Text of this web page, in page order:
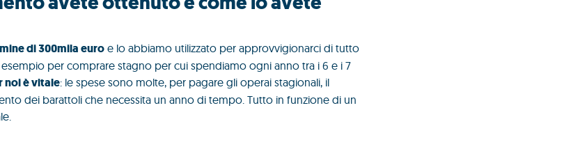
di 300mila euroe lo abbiamo utilizzato per approvvigionarci di tutto
per comprare stagno per cui spendiamo ogni anno tra i 6 e i 7
noi è vitale: le spese sono molte, per pagare gli operai stagionali, il
dei barattoli che necessita un anno di tempo. Tutto in funzione di un